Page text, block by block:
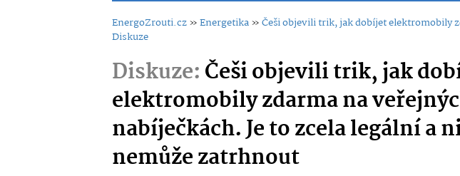
EnergoZrouti.cz»Energetika»Češi objevili trik, jak dobíjet elektromobily
Diskuze
Diskuze:Češi objevili trik, jak
elektromobily zdarma na
nabíječkách. Je to zcela legální a
nemůže zatrhnout